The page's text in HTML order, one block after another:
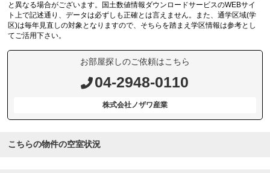
と異なる場合がございます。国土数値情報ダウンロードサービスのWEBサイ
ト上で記述通り、データは必ずしも正確とは言えません。また、通学区域(学
区)は毎年見直しの対象となりますので、そちらを踏まえ学区情報は参考とし
てご活用下さい。
お部屋探しのご依頼はこちら
04-2948-0110
株式会社ノザワ産業
こちらの物件の空室状況